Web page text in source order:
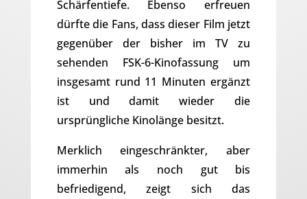
Schärfentiefe. Ebenso erfreuen
dürfte die Fans, dass dieser Film jetzt
gegenüber der bisher im TV zu
sehenden FSK-6-Kinofassung um
insgesamt rund 11 Minuten ergänzt
ist und damit wieder die
ursprüngliche Kinolänge besitzt.
Merklich eingeschränkter, aber
immerhin als noch gut bis
befriedigend, zeigt sich das